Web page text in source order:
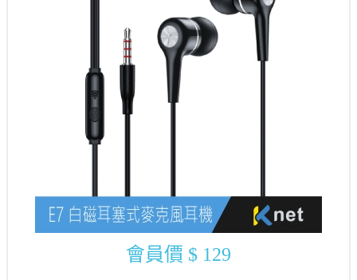
會員價 $ 129